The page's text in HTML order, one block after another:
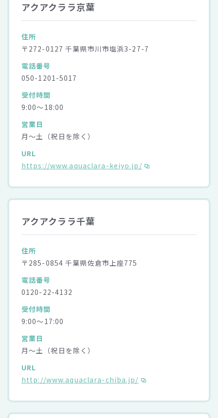
アクアクララ京葉
住所
〒272-0127 千葉県市川市塩浜3-27-7
電話番号
050-1201-5017
受付時間
9:00～18:00
営業日
月～土（祝日を除く）
URL
https://www.aquaclara-keiyo.jp/
アクアクララ千葉
住所
〒285-0854 千葉県佐倉市上座775
電話番号
0120-22-4132
受付時間
9:00～17:00
営業日
月～土（祝日を除く）
URL
http://www.aquaclara-chiba.jp/